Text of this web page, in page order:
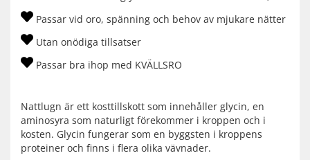
Passar vid oro, spänning och behov av mjukare nätter
Utan onödiga tillsatser
Passar bra ihop med KVÄLLSRO
Nattlugn är ett kosttillskott som innehåller glycin, en
aminosyra som naturligt förekommer i kroppen och i
kosten. Glycin fungerar som en byggsten i kroppens
proteiner och finns i flera olika vävnader.